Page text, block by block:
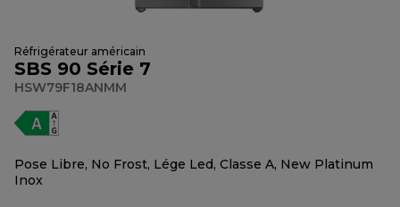
Réfrigérateur américain
SBS 90 Série 7
HSW79F18ANMM
Pose Libre, No Frost, Lége Led, Classe A, New Platinum
Inox